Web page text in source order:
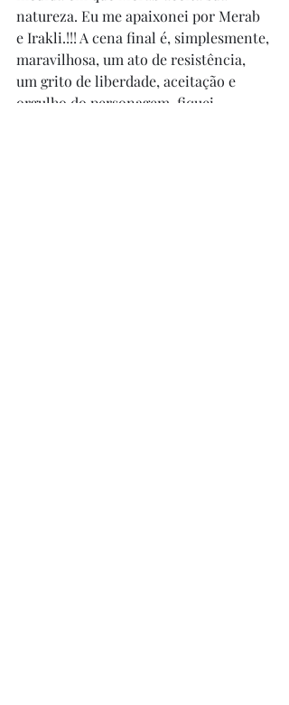
natureza. Eu me apaixonei por Merab
e Irakli.!!! A cena final é, simplesmente,
maravilhosa, um ato de resistência,
um grito de liberdade, aceitação e
orgulho do personagem, fiquei